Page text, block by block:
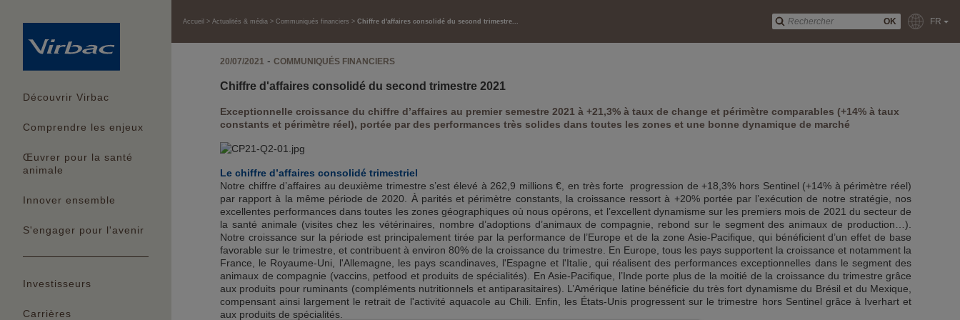
Découvrir Virbac
Comprendre les enjeux
Œuvrer pour la santé
animale
Innover ensemble
S'engager pour l'avenir
Investisseurs
Carrières
OK FR
Accueil Actualités & média Communiqués financiers Chiffre d'affaires consolidé du second trimestre...
20/07/2021 - COMMUNIQUÉS FINANCIERS
Chiffre d'affaires consolidé du second trimestre 2021
Exceptionnelle croissance du chiffre d’affaires au premier semestre 2021 à +21,3% à taux de change et périmètre comparables (+14% à taux
constants et périmètre réel), portée par des performances très solides dans toutes les zones et une bonne dynamique de marché
Le chiffre d’affaires consolidé trimestriel
Notre chiffre d’affaires au deuxième trimestre s’est élevé à 262,9 millions €, en très forte progression de +18,3% hors Sentinel (+14% à périmètre réel)
par rapport à la même période de 2020. À parités et périmètre constants, la croissance ressort à +20% portée par l’exécution de notre stratégie, nos
excellentes performances dans toutes les zones géographiques où nous opérons, et l’excellent dynamisme sur les premiers mois de 2021 du secteur de
la santé animale (visites chez les vétérinaires, nombre d’adoptions d’animaux de compagnie, rebond sur le segment des animaux de production…).
Notre croissance sur la période est principalement tirée par la performance de l’Europe et de la zone Asie-Pacifique, qui bénéficient d’un effet de base
favorable sur le trimestre, et contribuent à environ 80% de la croissance du trimestre. En Europe, tous les pays supportent la croissance et notamment la
France, le Royaume-Uni, l'Allemagne, les pays scandinaves, l'Espagne et l'Italie, qui réalisent des performances exceptionnelles dans le segment des
animaux de compagnie (vaccins, petfood et produits de spécialités). En Asie-Pacifique, l’Inde porte plus de la moitié de la croissance du trimestre grâce
aux produits pour ruminants (compléments nutritionnels et antiparasitaires). L’Amérique latine bénéficie du très fort dynamisme du Brésil et du Mexique,
compensant ainsi largement le retrait de l'activité aquacole au Chili. Enfin, les États-Unis progressent sur le trimestre hors Sentinel grâce à Iverhart et
aux produits de spécialités.